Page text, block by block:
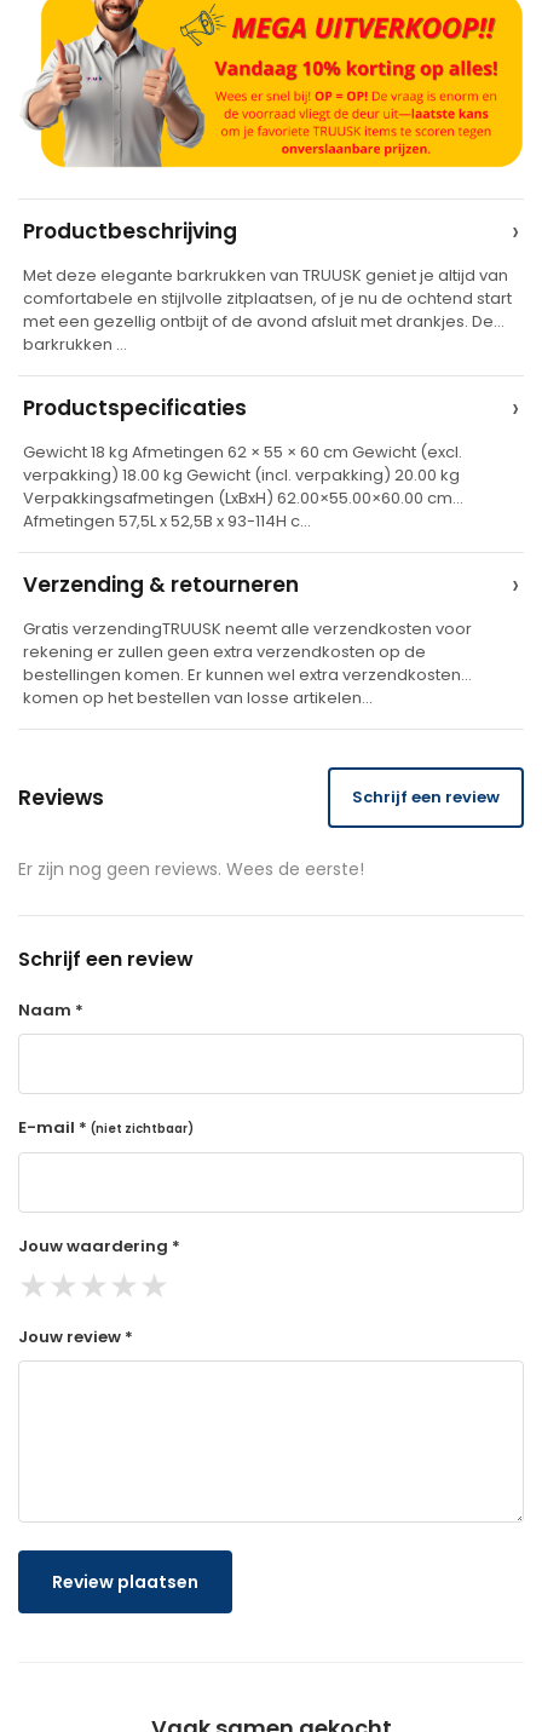
t
e
r
a
t
v
e
Productbeschrijving ›
Met deze elegante barkrukken van TRUUSK geniet je altijd van
comfortabele en stijlvolle zitplaatsen, of je nu de ochtend start
met een gezellig ontbijt of de avond afsluit met drankjes. De
barkrukken …
Productspecificaties ›
Gewicht 18 kg Afmetingen 62 × 55 × 60 cm Gewicht (excl.
verpakking) 18.00 kg Gewicht (incl. verpakking) 20.00 kg
Verpakkingsafmetingen (LxBxH) 62.00×55.00×60.00 cm
Afmetingen 57,5L x 52,5B x 93-114H c…
Verzending & retourneren ›
Gratis verzendingTRUUSK neemt alle verzendkosten voor
rekening er zullen geen extra verzendkosten op de
bestellingen komen. Er kunnen wel extra verzendkosten
komen op het bestellen van losse artikelen…
Reviews Schrijf een review
Er zijn nog geen reviews. Wees de eerste!
Schrijf een review
Naam *
E-mail * (niet zichtbaar)
Jouw waardering *
★★★★★
Jouw review *
Review plaatsen